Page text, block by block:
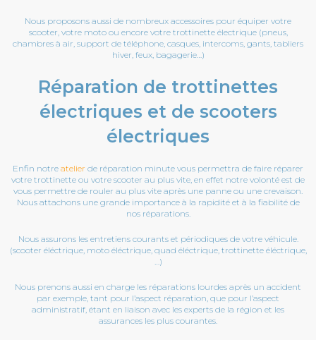
Nous proposons aussi de nombreux accessoires pour équiper votre
scooter, votre moto ou encore votre trottinette électrique (pneus,
chambres à air, support de téléphone, casques, intercoms, gants, tabliers
hiver, feux, bagagerie…)
Réparation de trottinettes
électriques et de scooters
électriques
Enfin notre atelier de réparation minute vous permettra de faire réparer
votre trottinette ou votre scooter au plus vite, en effet notre volonté est de
vous permettre de rouler au plus vite après une panne ou une crevaison.
Nous attachons une grande importance à la rapidité et à la fiabilité de
nos réparations.
Nous assurons les entretiens courants et périodiques de votre véhicule.
(scooter éléctrique, moto éléctrique, quad éléctrique, trottinette éléctrique,
…)
Nous prenons aussi en charge les réparations lourdes après un accident
par exemple, tant pour l’aspect réparation, que pour l’aspect
administratif, étant en liaison avec les experts de la région et les
assurances les plus courantes.